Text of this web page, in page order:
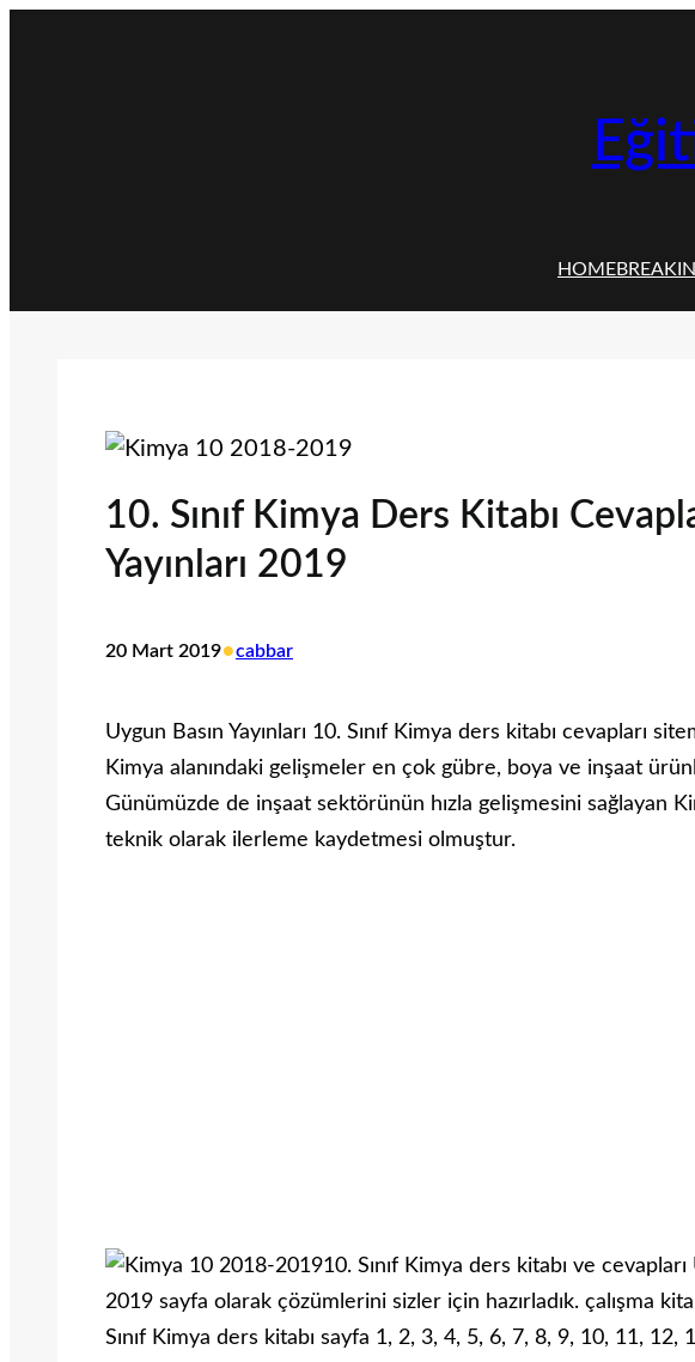
HOME
10. Sınıf Kimya Ders Kitabı
Yayınları 2019
20 Mart 2019•cabbar
Uygun Basın Yayınları 10. Sınıf Kimya ders kitabı cevapları
Kimya alanındaki gelişmeler en çok gübre, boya ve inşaat
Günümüzde de inşaat sektörünün hızla gelişmesini sağlayan
teknik olarak ilerleme kaydetmesi olmuştur.
10. Sınıf Kimya ders kitabı ve
2019 sayfa olarak çözümlerini sizler için hazırladık. çalışma
Sınıf Kimya ders kitabı sayfa 1, 2, 3, 4, 5, 6, 7, 8, 9, 10, 11, 12,